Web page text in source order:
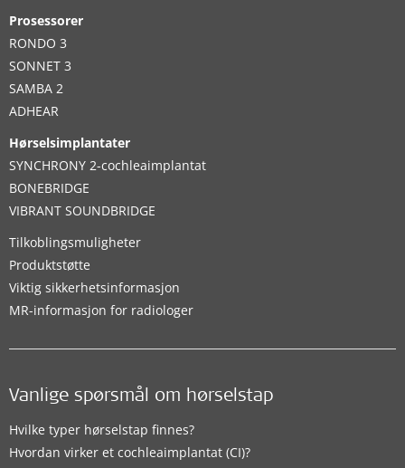
Prosessorer
RONDO 3
SONNET 3
SAMBA 2
ADHEAR
Hørselsimplantater
SYNCHRONY 2-cochleaimplantat
BONEBRIDGE
VIBRANT SOUNDBRIDGE
Tilkoblingsmuligheter
Produktstøtte
Viktig sikkerhetsinformasjon
MR-informasjon for radiologer
Vanlige spørsmål om hørselstap
Hvilke typer hørselstap finnes?
Hvordan virker et cochleaimplantat (CI)?